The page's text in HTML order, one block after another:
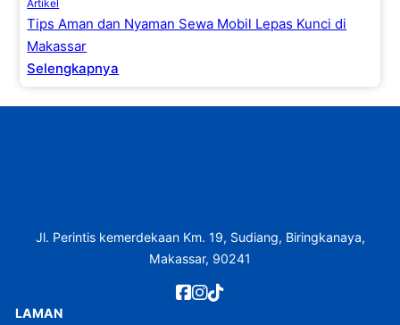
Artikel
Tips Aman dan Nyaman Sewa Mobil Lepas Kunci di
Makassar
Selengkapnya
Jl. Perintis kemerdekaan Km. 19, Sudiang, Biringkanaya,
Makassar, 90241
LAMAN